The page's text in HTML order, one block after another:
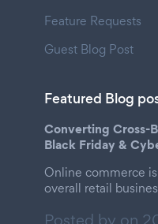
Feature Requests
Guest Blog Post
Featured Blog
Converting Cross-
Black Friday &
Online commerce
overall retail